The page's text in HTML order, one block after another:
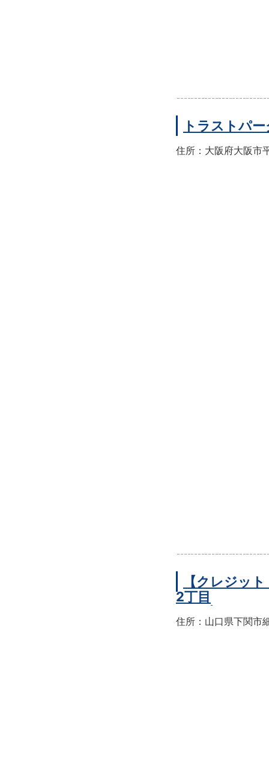
トラストパ
住所：大阪府大阪市
【クレジッ
2丁目
住所：山口県下関市